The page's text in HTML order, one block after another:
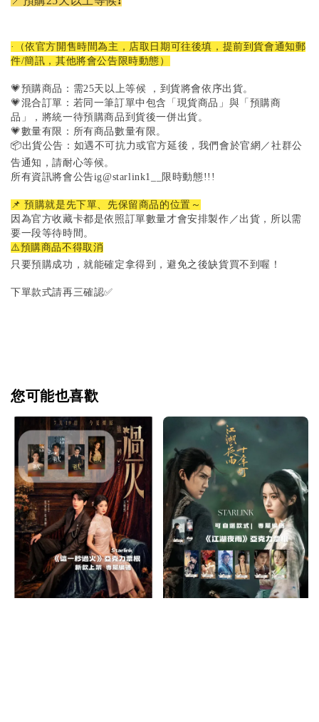
·（依官方開售時間為主，店取日期可往後填，提前到貨會通知郵
件/簡訊，其他將會公告限時動態）
💗預購商品：需25天以上等候 ，到貨將會依序出貨。
💗混合訂單：若同一筆訂單中包含「現貨商品」與「預購商
品」，將統一待預購商品到貨後一併出貨。
💗數量有限：所有商品數量有限。
📦出貨公告：如遇不可抗力或官方延後，我們會於官網／社群公
告通知，請耐心等候。
所有資訊將會公告ig@starlink1__限時動態!!!
📌 預購就是先下單、先保留商品的位置～
因為官方收藏卡都是依照訂單數量才會安排製作／出貨，所以需
要一段等待時間。
⚠️預購商品不得取消
只要預購成功，就能確定拿得到，避免之後缺貨買不到喔！
下單款式請再三確認✅
您可能也喜歡